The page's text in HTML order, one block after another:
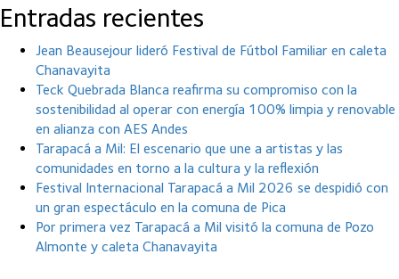
Entradas recientes
Jean Beausejour lideró Festival de Fútbol Familiar en caleta
Chanavayita
Teck Quebrada Blanca reafirma su compromiso con la
sostenibilidad al operar con energía 100% limpia y renovable
en alianza con AES Andes
Tarapacá a Mil: El escenario que une a artistas y las
comunidades en torno a la cultura y la reflexión
Festival Internacional Tarapacá a Mil 2026 se despidió con
un gran espectáculo en la comuna de Pica
Por primera vez Tarapacá a Mil visitó la comuna de Pozo
Almonte y caleta Chanavayita